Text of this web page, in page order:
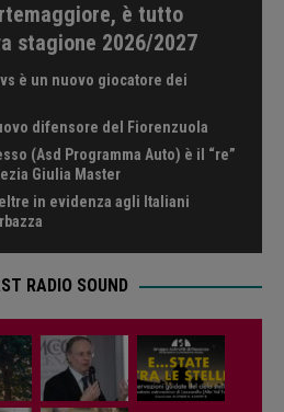
è tutto
stagione 2026/2027
è un nuovo giocatore dei
difensore del Fiorenzuola
(Asd Programma Auto) è il “re”
Giulia Master
in evidenza agli Italiani
RADIO SOUND